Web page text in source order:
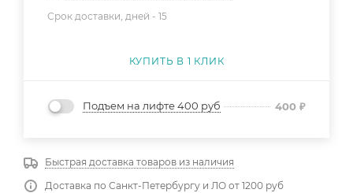
Срок доставки, дней - 15
КУПИТЬ В 1 КЛИК
Подъем на лифте 400 руб 400 ₽
Быстрая доставка товаров из наличия
Доставка по Санкт-Петербургу и ЛО от 1200 руб